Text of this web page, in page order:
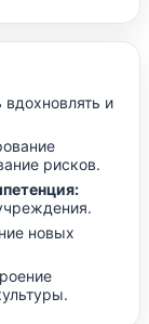
вдохновлять и
рисков.
новых